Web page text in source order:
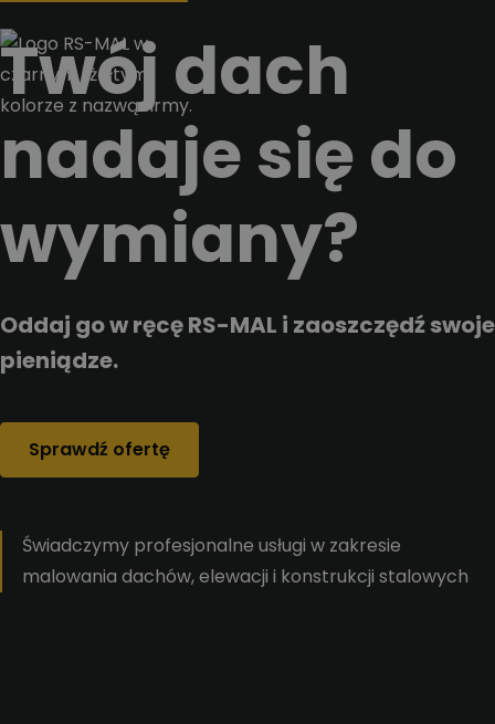
Twój dach
nadaje się do
wymiany?
Oddaj go w ręcę RS-MAL i zaoszczędź swoje
pieniądze.
Sprawdź ofertę
Świadczymy profesjonalne usługi w zakresie
malowania dachów, elewacji i konstrukcji stalowych